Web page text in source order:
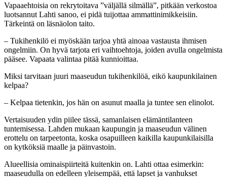
Vapaaehtoisia on rekrytoitava ”väljällä silmällä”, pitkään verkostoa
luotsannut Lahti sanoo, ei pidä tuijottaa ammattinimikkeisiin.
Tärkeintä on läsnäolon taito.
– Tukihenkilö ei myöskään tarjoa yhtä ainoaa vastausta ihmisen
ongelmiin. On hyvä tarjota eri vaihtoehtoja, joiden avulla ongelmista
pääsee. Vapaata valintaa pitää kunnioittaa.
Miksi tarvitaan juuri maaseudun tukihenkilöä, eikö kaupunkilainen
kelpaa?
– Kelpaa tietenkin, jos hän on asunut maalla ja tuntee sen elinolot.
Vertaisuuden ydin piilee tässä, samanlaisen elämäntilanteen
tuntemisessa. Lahden mukaan kaupungin ja maaseudun välinen
erottelu on tarpeetonta, koska osapuilleen kaikilla kaupunkilaisilla
on kytköksiä maalle ja päinvastoin.
Alueellisia ominaispiirteitä kuitenkin on. Lahti ottaa esimerkin:
maaseudulla on edelleen yleisempää, että lapset ja vanhukset